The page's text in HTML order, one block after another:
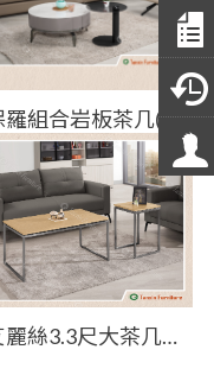
【保羅組合岩板茶几(全組)】【2025-B1402-2】【添興家具】
【艾麗絲3.3尺大茶几】【2025-B1466-3】【添興家具】